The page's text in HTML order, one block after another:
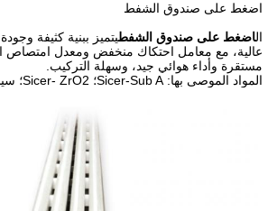
اضغط على صندوق الشفط
الاضغط على صندوق الشفطيتميز ببنية كثيفة
عالية، مع معامل احتكاك منخفض ومعدل امتصاص
مستقرة وأداء هوائي جيد، وسهلة التركيب.
المواد الموصى بها: Sicer-Sub A؛ Sicer- ZrO2؛ سيسر- Si3N4